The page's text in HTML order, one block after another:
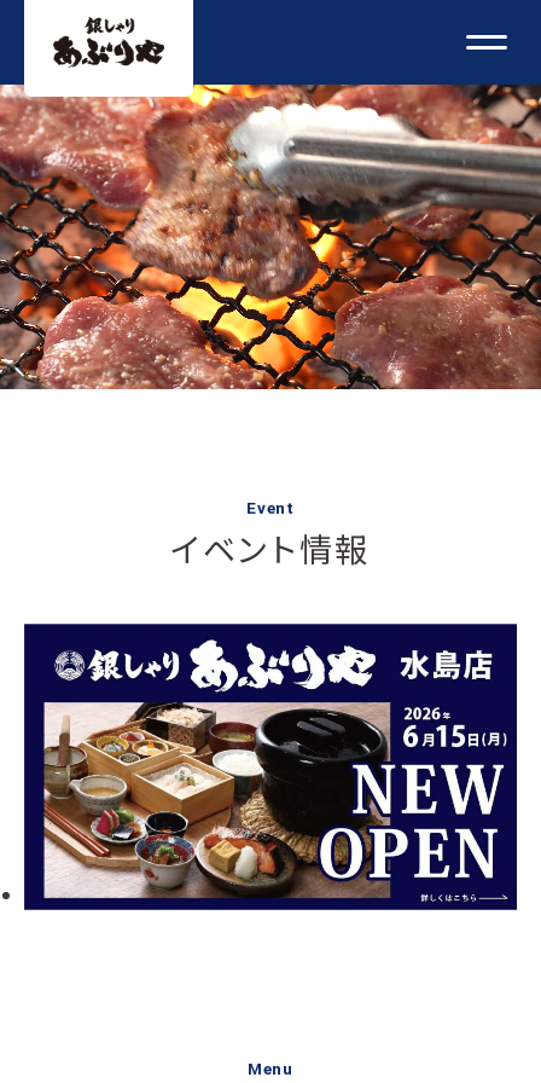
Event
イベント情報
Menu